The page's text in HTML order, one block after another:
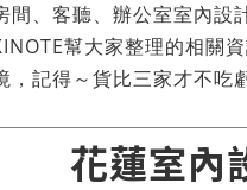
間、客聽、辦公室室內
幫大家整理的相關
記得～貨比三家才不吃
花蓮室內